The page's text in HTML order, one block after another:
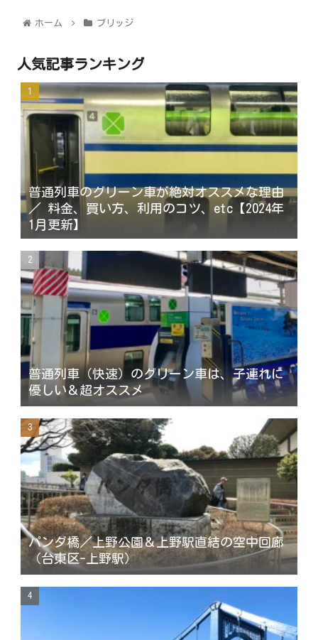
ホーム ブリッジ
人気記事ランキング
普通列車のグリーン車が絶対オススメな理由
／ 料金、買い方、利用のコツ、etc【2024年
1月更新】
普通列車（快速）のグリーン車は、子連れに
優しい＆超オススメ
パンダ橋／上野公園＆上野駅直結の空中回廊
（台東区-上野駅）